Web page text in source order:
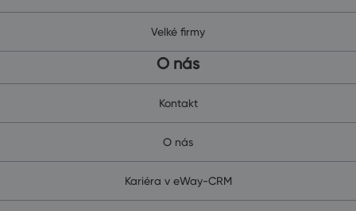
Velké firmy
O nás
Kontakt
O nás
Kariéra v eWay-CRM